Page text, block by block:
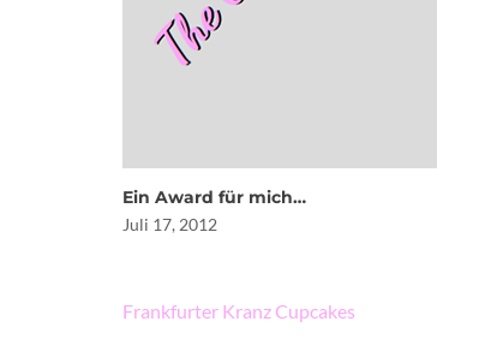
Ein Award für mich…
Juli 17, 2012
Beitragsnavigation
Frankfurter Kranz Cupcakes